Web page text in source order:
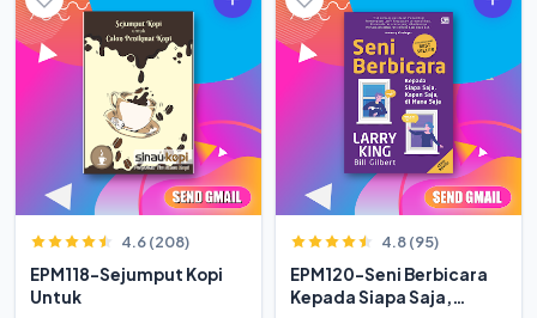
4.6 (208)
EPM118-Sejumput Kopi
Untuk
4.8 (95)
EPM120-Seni Berbicara
Kepada Siapa Saja,